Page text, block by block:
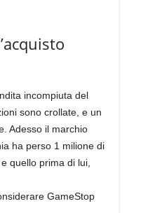
incompiuta del
sono crollate, e un
Adesso il marchio
ha perso 1 milione di
quello prima di lui,
GameStop